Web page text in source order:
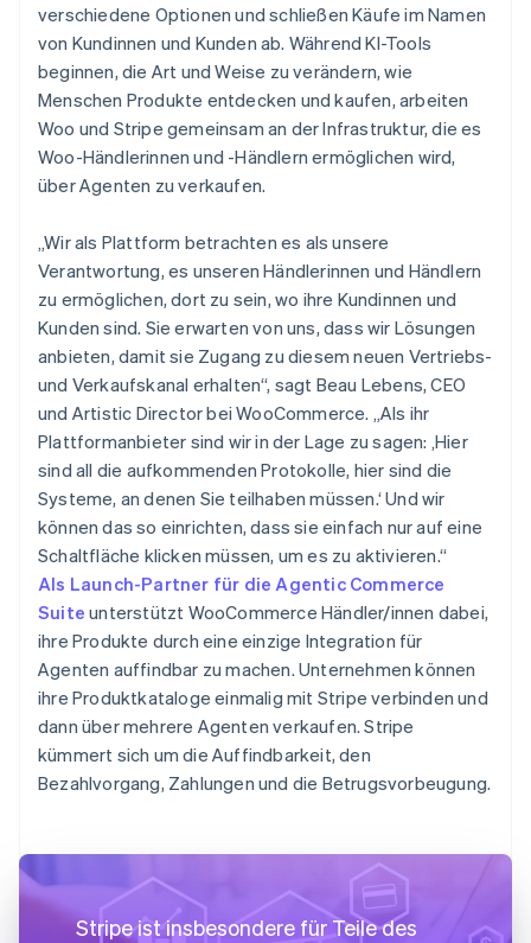
verschiedene Optionen und schließen Käufe im Namen
von Kundinnen und Kunden ab. Während KI-Tools
beginnen, die Art und Weise zu verändern, wie
Menschen Produkte entdecken und kaufen, arbeiten
Woo und Stripe gemeinsam an der Infrastruktur, die es
Woo-Händlerinnen und -Händlern ermöglichen wird,
über Agenten zu verkaufen.
„Wir als Plattform betrachten es als unsere
Verantwortung, es unseren Händlerinnen und Händlern
zu ermöglichen, dort zu sein, wo ihre Kundinnen und
Kunden sind. Sie erwarten von uns, dass wir Lösungen
anbieten, damit sie Zugang zu diesem neuen Vertriebs-
und Verkaufskanal erhalten“, sagt Beau Lebens, CEO
und Artistic Director bei WooCommerce. „Als ihr
Plattformanbieter sind wir in der Lage zu sagen: ‚Hier
sind all die aufkommenden Protokolle, hier sind die
Systeme, an denen Sie teilhaben müssen.‘ Und wir
können das so einrichten, dass sie einfach nur auf eine
Schaltfläche klicken müssen, um es zu aktivieren.“
Als Launch-Partner für die Agentic Commerce
Suite unterstützt WooCommerce Händler/innen dabei,
ihre Produkte durch eine einzige Integration für
Agenten auffindbar zu machen. Unternehmen können
ihre Produktkataloge einmalig mit Stripe verbinden und
dann über mehrere Agenten verkaufen. Stripe
kümmert sich um die Auffindbarkeit, den
Bezahlvorgang, Zahlungen und die Betrugsvorbeugung.
Stripe ist insbesondere für Teile des